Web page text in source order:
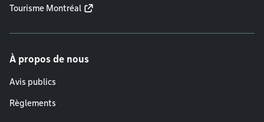
Tourisme Montréal
À propos de nous
Avis publics
Règlements